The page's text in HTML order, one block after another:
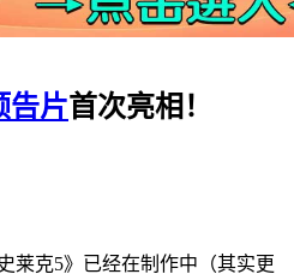
告片首次亮相！
莱克5》已经在制作中（其实更